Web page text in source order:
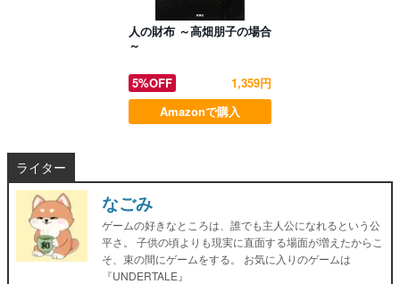
人の財布 ～高畑朋子の場合
～
5%OFF
1,359円
Amazonで購入
ライター
なごみ
ゲームの好きなところは、誰でも主人公になれるという公
平さ。 子供の頃よりも現実に直面する場面が増えたからこ
そ、束の間にゲームをする。 お気に入りのゲームは
『UNDERTALE』